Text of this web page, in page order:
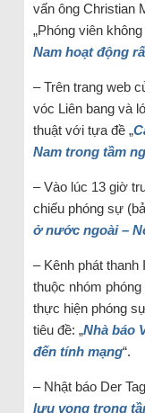
vấn ông Christian
„Phóng viên
Nam hoạt động
– Trên trang web
vóc Liên bang và
thuật với tựa đề „
Nam trong tầm
– Vào lúc 13 giờ
chiếu phóng sự
ở nước ngoài –
– Kênh phát thanh
thuộc nhóm
thực hiện phóng
tiêu đề: „Nhà báo
đến tính mạng“.
– Nhật báo Der
lưu vong trong